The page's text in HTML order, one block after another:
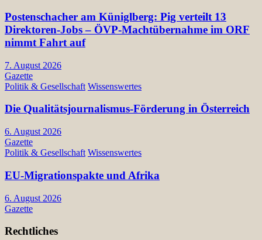
Postenschacher am Küniglberg: Pig verteilt 13
Direktoren-Jobs – ÖVP-Machtübernahme im ORF
nimmt Fahrt auf
7. August 2026
Gazette
Politik & Gesellschaft Wissenswertes
Die Qualitätsjournalismus-Förderung in Österreich
6. August 2026
Gazette
Politik & Gesellschaft Wissenswertes
EU-Migrationspakte und Afrika
6. August 2026
Gazette
Rechtliches